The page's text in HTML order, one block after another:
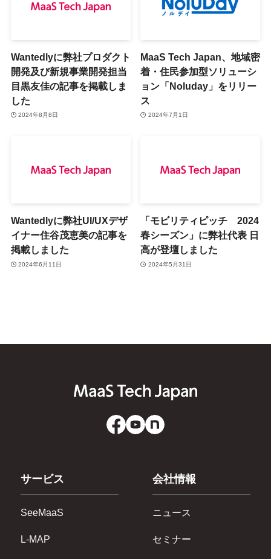
Wantedlyに弊社プロダクト
開発及び新規事業開発担当
目黒友佳の記事を掲載しま
した
2024年8月8日
MaaS Tech Japan、地域密
着・住民参加型ソリューシ
ョン「Noluday」をリリー
ス
2024年7月1日
Wantedlyに弊社UI/UXデザ
イナー住谷茂恵美の記事を
掲載しました
2024年6月11日
「モビリティピッチ 2024
春シーズン」に弊社代表 日
高が登壇しました
2024年5月31日
サービス
SeeMaaS
L-MAP
会社情報
ニュース
セミナー